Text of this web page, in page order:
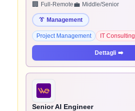
🏢 Full-Remote💼 Middle/Senior
👔 Management
Project Management IT Consulting
Dettagli ➡️
Senior AI Engineer